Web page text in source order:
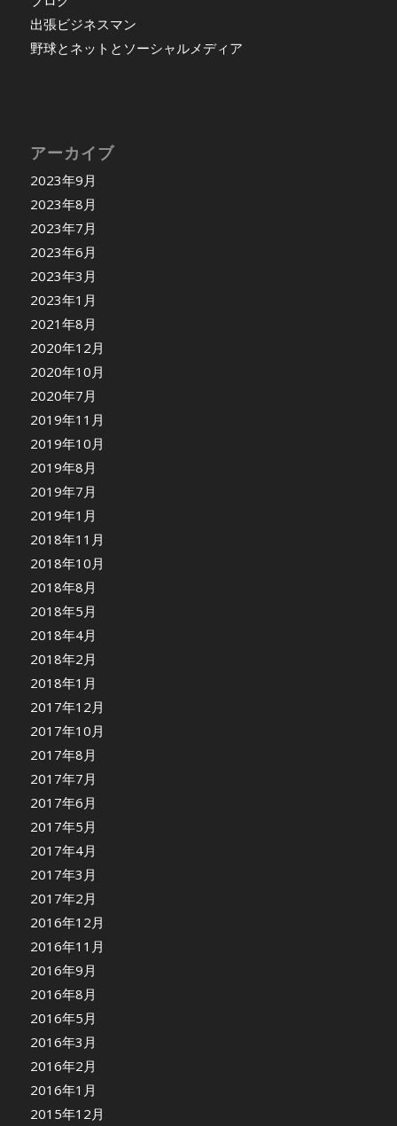
出張ビジネスマン
野球とネットとソーシャルメディア
アーカイブ
2023年9月
2023年8月
2023年7月
2023年6月
2023年3月
2023年1月
2021年8月
2020年12月
2020年10月
2020年7月
2019年11月
2019年10月
2019年8月
2019年7月
2019年1月
2018年11月
2018年10月
2018年8月
2018年5月
2018年4月
2018年2月
2018年1月
2017年12月
2017年10月
2017年8月
2017年7月
2017年6月
2017年5月
2017年4月
2017年3月
2017年2月
2016年12月
2016年11月
2016年9月
2016年8月
2016年5月
2016年3月
2016年2月
2016年1月
2015年12月